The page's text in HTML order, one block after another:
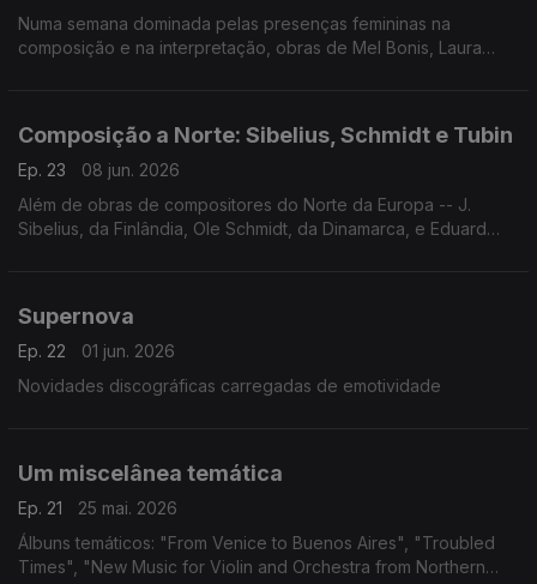
Numa semana dominada pelas presenças femininas na
composição e na interpretação, obras de Mel Bonis, Laura
Composição a Norte: Sibelius, Schmidt e Tubin
Ep. 23
08 jun. 2026
Além de obras de compositores do Norte da Europa -- J.
Sibelius, da Finlândia, Ole Schmidt, da Dinamarca, e Eduard
Supernova
Ep. 22
01 jun. 2026
Novidades discográficas carregadas de emotividade
Um miscelânea temática
Ep. 21
25 mai. 2026
Álbuns temáticos: "From Venice to Buenos Aires", "Troubled
Times", "New Music for Violin and Orchestra from Northern